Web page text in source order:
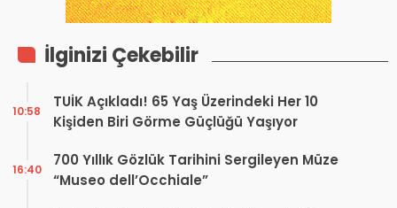
İlginizi Çekebilir
TUİK Açıkladı! 65 Yaş Üzerindeki Her 10
Kişiden Biri Görme Güçlüğü Yaşıyor
10:58
700 Yıllık Gözlük Tarihini Sergileyen Müze
“Museo dell’Occhiale”
16:40